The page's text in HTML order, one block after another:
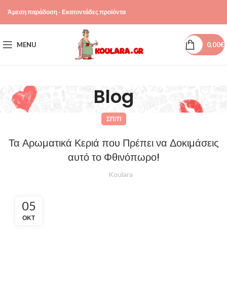
Άμεση παράδοση - Εκατοντάδες προϊόντα
MENU 0,00€
Blog
ΣΠΊΤΙ
Τα Αρωματικά Κεριά που Πρέπει να Δοκιμάσεις
αυτό το Φθινόπωρο!
Koulara
05
ΟΚΤ